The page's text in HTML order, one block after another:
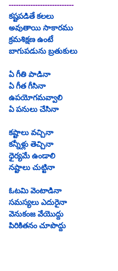
---------------------------
కష్టపడితే కలలు
అవుతాయి సాకారము
క్రమశిక్షణ ఉంటే
బాగుపడును బ్రతుకులు
ఏ గీతి పాడినా
ఏ గీత గీసినా
ఉపయోగమవ్వాలి
ఏ పనులు చేసినా
కష్టాలు వచ్చినా
కన్నీళ్లు తెచ్చినా
ధైర్యమే ఉండాలి
నష్టాలు చుట్టినా
ఓటమి వెంటాడినా
సమస్యలు ఎదురైనా
వెనుకంజ వేయొద్దు
పిరికితనం చూపొద్దు